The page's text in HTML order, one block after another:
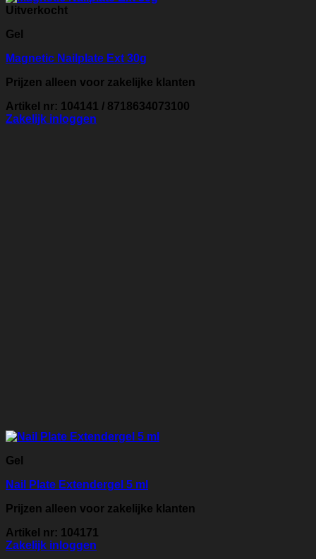
Uitverkocht
Gel
Magnetic Nailplate Ext 30g
Prijzen alleen voor zakelijke klanten
Artikel nr: 104141 / 8718634073100
Zakelijk inloggen
Gel
Nail Plate Extendergel 5 ml
Prijzen alleen voor zakelijke klanten
Artikel nr: 104171
Zakelijk inloggen